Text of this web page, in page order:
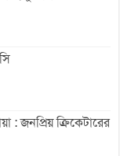
: জনপ্রিয় ক্রিকেটারের